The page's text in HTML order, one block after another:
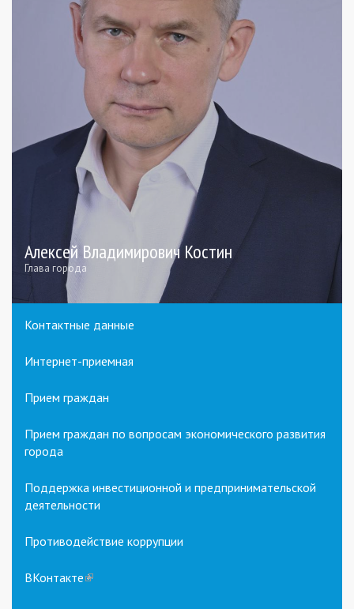
Алексей Владимирович Костин
Глава города
Контактные данные
Интернет-приемная
Прием граждан
Прием граждан по вопросам экономического развития
города
Поддержка инвестиционной и предпринимательской
деятельности
Противодействие коррупции
ВКонтакте(link